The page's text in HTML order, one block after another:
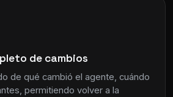
de cambios
de qué cambió el agente, cuándo
permitiendo volver a la